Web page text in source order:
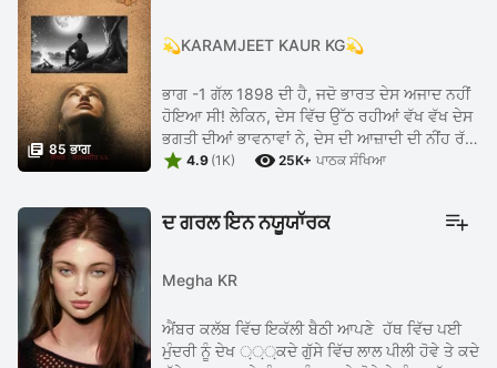
 85 ਭਾਗ
💫KARAMJEET KAUR KG💫
ਭਾਗ -1 ਗੱਲ 1898 ਦੀ ਹੈ, ਜਦੋ ਭਾਰਤ ਦੇਸ ਅਜਾਦ ਨਹੀਂ
ਹੋਇਆ ਸੀ! ਲੇਕਿਨ, ਦੇਸ ਵਿੱਚ ਉੱਠ ਰਹੀਆਂ ਵੱਖ ਵੱਖ ਦੇਸ
ਭਗਤੀ ਦੀਆਂ ਭਾਵਨਾਵਾਂ ਨੇ, ਦੇਸ ਦੀ ਆਜ਼ਾਦੀ ਦੀ ਨੀਂਹ ਰੱਖ
ਦਿੱਤੀ ਸੀ! 1898 ਪੰਜਾਬ ਦਾ ਇੱਕ ਪਿੰਡ ਦਾ ਦ੍ਰਿਸ :- ਇੱਕ
 4.9 (1K)  25K+ ਪਾਠਕ ਸੰਖਿਆ
ਦ ਗਰਲ ਇਨ ਨਯੂਯਾੱਰਕ
Megha KR
ਐਂਬਰ ਕਲੱਬ ਵਿੱਚ ਇਕੱਲੀ ਬੈਠੀ ਆਪਣੇ ਹੱਥ ਵਿੱਚ ਪਈ
ਮੁੰਦਰੀ ਨੂੰ ਦੇਖ ਼਼਼਼਼਼ਕਦੇ ਗੁੱਸੇ ਵਿੱਚ ਲਾਲ ਪੀਲੀ ਹੋਵੇ ਤੇ ਕਦੇ